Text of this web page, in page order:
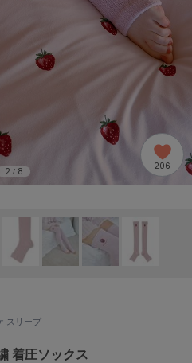
2 / 8 206
スリープ
着圧ソックス